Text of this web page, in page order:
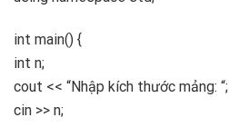
int main() {
int n;
cout << “Nhập kích thước mảng: “;
cin >> n;